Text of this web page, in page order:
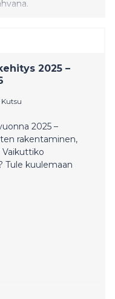
2025 –
Kutsu
2025 –
rakentaminen,
Tule kuulemaan